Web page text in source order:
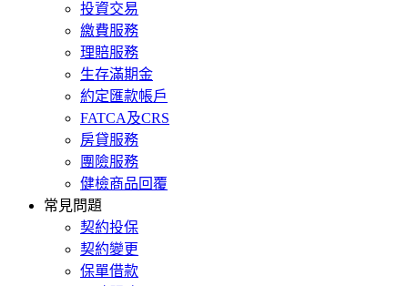
投資交易
繳費服務
理賠服務
生存滿期金
約定匯款帳戶
FATCA及CRS
房貸服務
團險服務
健檢商品回覆
常見問題
契約投保
契約變更
保單借款